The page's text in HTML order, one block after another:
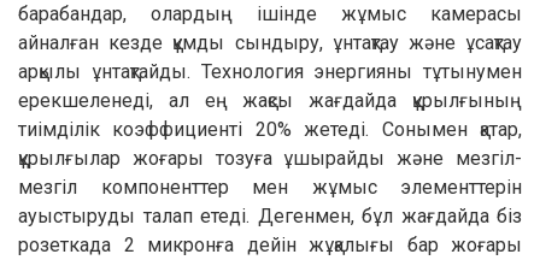
барабандар, олардың ішінде жұмыс камерасы
айналған кезде құмды сындыру, ұнтақтау және ұсақтау
арқылы ұнтақтайды. Технология энергияны тұтынумен
ерекшеленеді, ал ең жақсы жағдайда құрылғының
тиімділік коэффициенті 20% жетеді. Сонымен қатар,
құрылғылар жоғары тозуға ұшырайды және мезгіл-
мезгіл компоненттер мен жұмыс элементтерін
ауыстыруды талап етеді. Дегенмен, бұл жағдайда біз
розеткада 2 микронға дейін жұқалығы бар жоғары